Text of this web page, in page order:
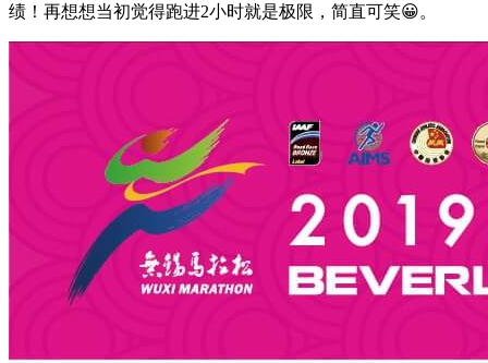
绩！再想想当初觉得跑进2小时就是极限，简直可笑😀。